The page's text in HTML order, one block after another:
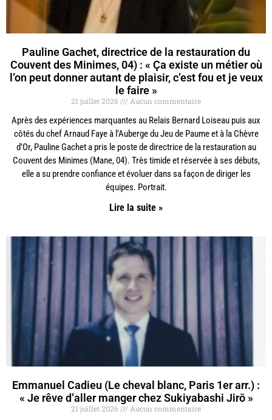
Pauline Gachet, directrice de la restauration du
Couvent des Minimes, 04) : « Ça existe un métier où
l’on peut donner autant de plaisir, c’est fou et je veux
le faire »
21 juillet 2026 Aucun commentaire
Après des expériences marquantes au Relais Bernard Loiseau puis aux
côtés du chef Arnaud Faye à l’Auberge du Jeu de Paume et à la Chèvre
d’Or, Pauline Gachet a pris le poste de directrice de la restauration au
Couvent des Minimes (Mane, 04). Très timide et réservée à ses débuts,
elle a su prendre confiance et évoluer dans sa façon de diriger les
équipes. Portrait.
Lire la suite »
Emmanuel Cadieu (Le cheval blanc, Paris 1er arr.) :
« Je rêve d’aller manger chez Sukiyabashi Jirō »
21 juillet 2026 Aucun commentaire